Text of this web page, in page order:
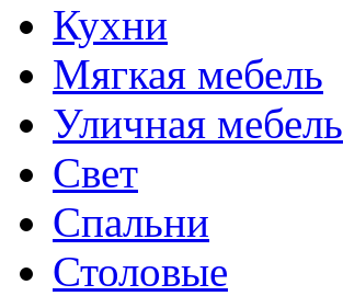
Кухни
Мягкая мебель
Уличная мебель
Свет
Спальни
Столовые